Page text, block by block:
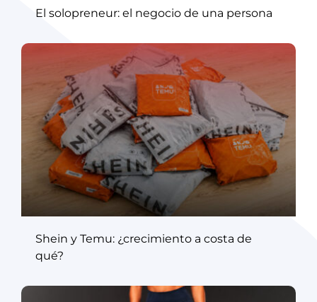
El solopreneur: el negocio de una persona
Shein y Temu: ¿crecimiento a costa de
qué?